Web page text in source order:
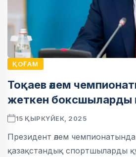
ҚОҒАМ
Тоқаев әлем
жеткен боксшыларды
15 ҚЫРКҮЙЕК, 2025
Президент әлем
қазақстандық спортшыларды